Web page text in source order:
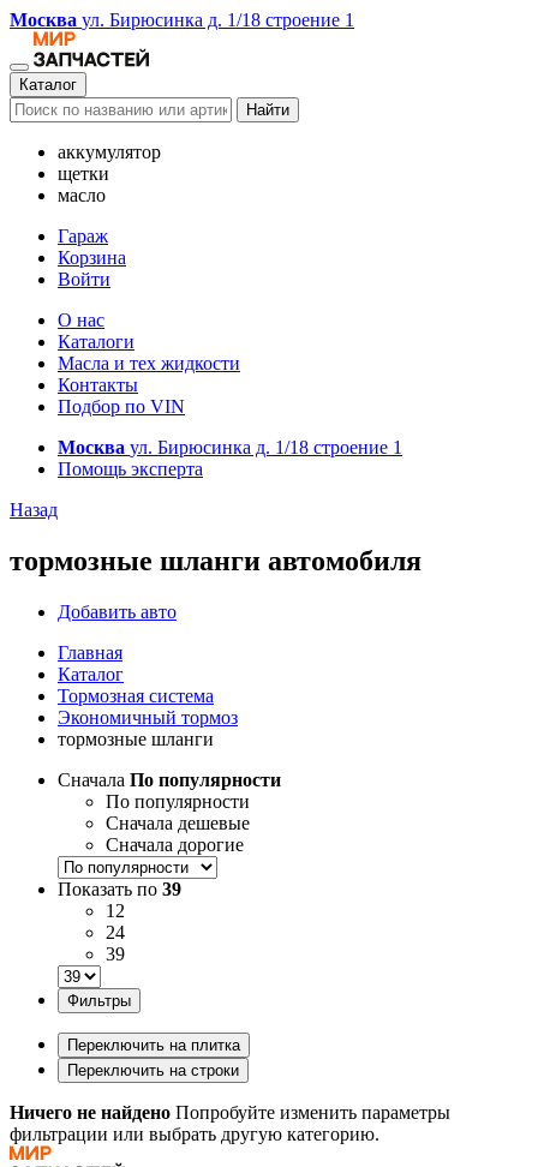
Москва ул. Бирюсинка д. 1/18 строение 1
Каталог
Найти
аккумулятор
щетки
масло
Гараж
Корзина
Войти
О нас
Каталоги
Масла и тех жидкости
Контакты
Подбор по VIN
Москва ул. Бирюсинка д. 1/18 строение 1
Помощь эксперта
Назад
тормозные шланги автомобиля
Добавить авто
Главная
Каталог
Тормозная система
Экономичный тормоз
тормозные шланги
Сначала По популярности
По популярности
Сначала дешевые
Сначала дорогие
Показать по 39
12
24
39
Фильтры
Переключить на плитка
Переключить на строки
Ничего не найдено Попробуйте изменить параметры
фильтрации или выбрать другую категорию.